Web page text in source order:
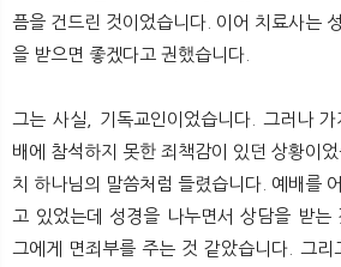
픔을 건드린 것이었습니다. 이어 치료사는
을 받으면 좋겠다고 권했습니다.
그는 사실, 기독교인이었습니다. 그러나
배에 참석하지 못한 죄책감이 있던 상황이
치 하나님의 말씀처럼 들렸습니다. 예배를
고 있었는데 성경을 나누면서 상담을 받는
그에게 면죄부를 주는 것 같았습니다. 그리